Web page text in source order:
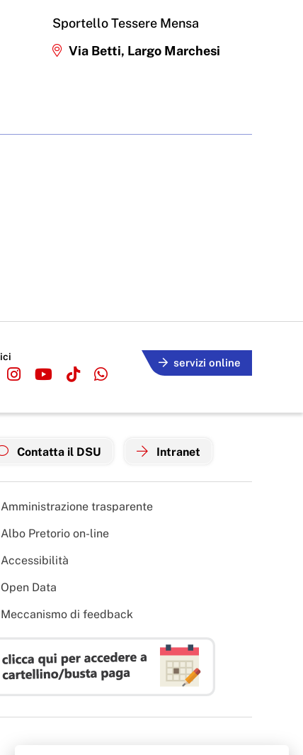
Sportello Tessere Mensa
Via Betti, Largo Marchesi
servizi online
Contatta il DSU Intranet
Amministrazione trasparente
Albo Pretorio on-line
Accessibilità
Open Data
Meccanismo di feedback